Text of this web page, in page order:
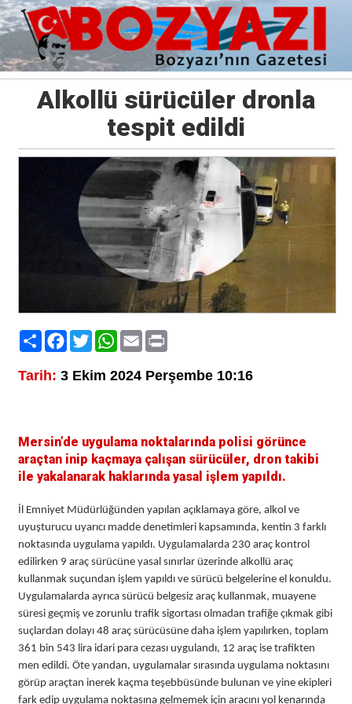
Alkollü sürücüler dronla
tespit edildi
PaylaşFacebook
TwitterWhatsApp
EmailPrint
Tarih: 3 Ekim 2024 Perşembe 10:16
Mersin’de uygulama noktalarında polisi görünce
araçtan inip kaçmaya çalışan sürücüler, dron takibi
ile yakalanarak haklarında yasal işlem yapıldı.
İl Emniyet Müdürlüğünden yapılan açıklamaya göre, alkol ve
uyuşturucu uyarıcı madde denetimleri kapsamında, kentin 3 farklı
noktasında uygulama yapıldı. Uygulamalarda 230 araç kontrol
edilirken 9 araç sürücüne yasal sınırlar üzerinde alkollü araç
kullanmak suçundan işlem yapıldı ve sürücü belgelerine el konuldu.
Uygulamalarda ayrıca sürücü belgesiz araç kullanmak, muayene
süresi geçmiş ve zorunlu trafik sigortası olmadan trafiğe çıkmak gibi
suçlardan dolayı 48 araç sürücüsüne daha işlem yapılırken, toplam
361 bin 543 lira idari para cezası uygulandı, 12 araç ise trafikten
men edildi. Öte yandan, uygulamalar sırasında uygulama noktasını
görüp araçtan inerek kaçma teşebbüsünde bulunan ve yine ekipleri
fark edip uygulama noktasına gelmemek için aracını yol kenarında